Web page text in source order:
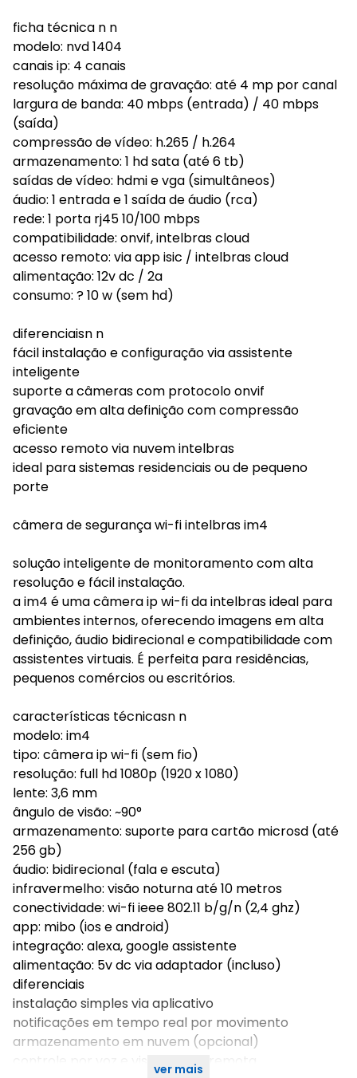
ficha técnica n n
modelo: nvd 1404
canais ip: 4 canais
resolução máxima de gravação: até 4 mp por canal
largura de banda: 40 mbps (entrada) / 40 mbps
(saída)
compressão de vídeo: h.265 / h.264
armazenamento: 1 hd sata (até 6 tb)
saídas de vídeo: hdmi e vga (simultâneos)
áudio: 1 entrada e 1 saída de áudio (rca)
rede: 1 porta rj45 10/100 mbps
compatibilidade: onvif, intelbras cloud
acesso remoto: via app isic / intelbras cloud
alimentação: 12v dc / 2a
consumo: ? 10 w (sem hd)
diferenciaisn n
fácil instalação e configuração via assistente
inteligente
suporte a câmeras com protocolo onvif
gravação em alta definição com compressão
eficiente
acesso remoto via nuvem intelbras
ideal para sistemas residenciais ou de pequeno
porte
câmera de segurança wi-fi intelbras im4
solução inteligente de monitoramento com alta
resolução e fácil instalação.
a im4 é uma câmera ip wi-fi da intelbras ideal para
ambientes internos, oferecendo imagens em alta
definição, áudio bidirecional e compatibilidade com
assistentes virtuais. É perfeita para residências,
pequenos comércios ou escritórios.
características técnicasn n
modelo: im4
tipo: câmera ip wi-fi (sem fio)
resolução: full hd 1080p (1920 x 1080)
lente: 3,6 mm
ângulo de visão: ~90°
armazenamento: suporte para cartão microsd (até
256 gb)
áudio: bidirecional (fala e escuta)
infravermelho: visão noturna até 10 metros
conectividade: wi-fi ieee 802.11 b/g/n (2,4 ghz)
app: mibo (ios e android)
integração: alexa, google assistente
alimentação: 5v dc via adaptador (incluso)
diferenciais
instalação simples via aplicativo
notificações em tempo real por movimento
armazenamento em nuvem (opcional)
controle por voz e visualização remota
ver mais